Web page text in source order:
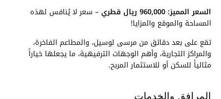
السعر المميز: 960,000 ريال قطري
– سعر لا يُنافس لهذه
المساحة والموقع والمزايا!
تقع على بعد دقائق من مرسى لوسيل، والمطاعم الفاخرة،
والمراكز التجارية، وأهم الوجهات الترفيهية، ما يجعلها خياراً
مثالياً للسكن أو للاستثمار المربح.
المرافق والخدمات